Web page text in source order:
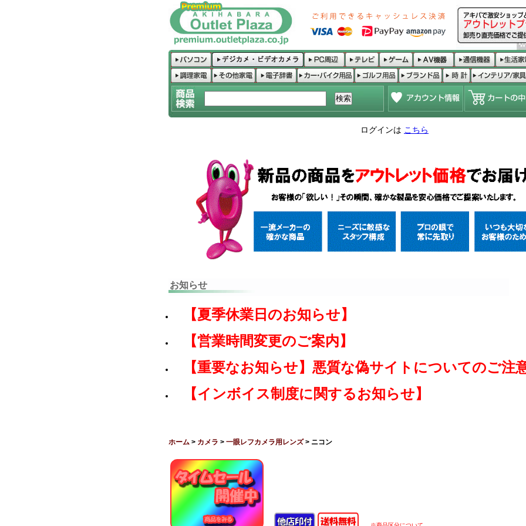
ログインは こちら
お知らせ
【夏季休業日のお知らせ】
【営業時間変更のご案内】
【重要なお知らせ】悪質な偽サイトについてのご注
【インボイス制度に関するお知らせ】
ホーム > カメラ > 一眼レフカメラ用レンズ> ニコン